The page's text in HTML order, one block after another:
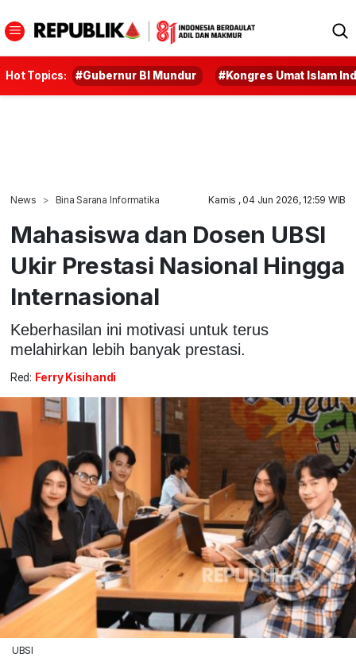
Hot Topics: #Gubernur BI Mundur #Kongres Umat Islam
News Bina Sarana Informatika Kamis , 04 Jun 2026, 12:59 WIB
Mahasiswa dan Dosen UBSI
Ukir Prestasi Nasional Hingga
Internasional
Keberhasilan ini motivasi untuk terus
melahirkan lebih banyak prestasi.
Red: Ferry Kisihandi
UBSI